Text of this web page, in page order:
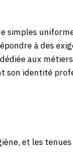
simples
à des
aux
son identité
et les